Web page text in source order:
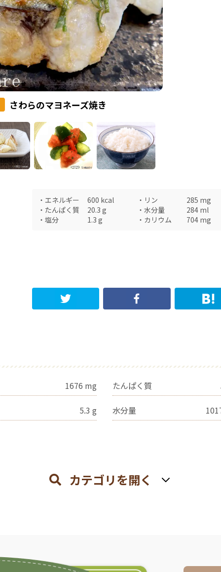
さわらのマヨネーズ焼き
・ エネルギー 600 kcal ・ リン 285 mg
・ たんぱく質 20.3 g ・ 水分量 284 ml
・ 塩分 1.3 g ・ カリウム 704 mg
1676 mg たんぱく質
5.3 g 水分量
カテゴリを開く